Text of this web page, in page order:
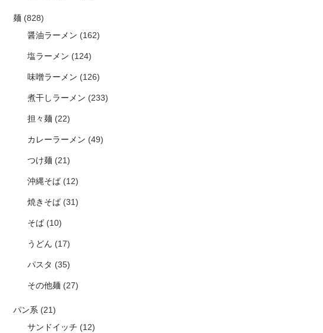
麺(828)
醤油ラーメン (162)
塩ラーメン (124)
味噌ラーメン (126)
煮干しラーメン (233)
担々麺(22)
カレーラーメン (49)
つけ麺(21)
沖縄そば(12)
焼きそば(31)
そば(10)
うどん (17)
パスタ (35)
その他麺(27)
パン系(21)
サンドイッチ (12)